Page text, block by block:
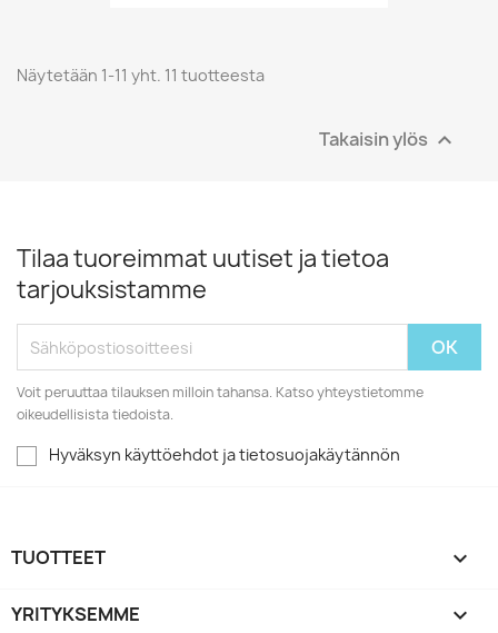
Näytetään 1-11 yht. 11 tuotteesta
Takaisin ylös 
Tilaa tuoreimmat uutiset ja tietoa
tarjouksistamme
Voit peruuttaa tilauksen milloin tahansa. Katso yhteystietomme
oikeudellisista tiedoista.
Hyväksyn käyttöehdot ja tietosuojakäytännön
TUOTTEET 
YRITYKSEMME 